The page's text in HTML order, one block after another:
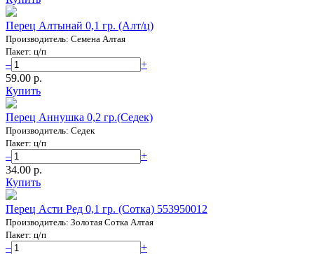
Перец Алтынай 0,1 гр. (Алт/ц)
Производитель: Семена Алтая
Пакет: ц/п
–
+
59.00 p.
Купить
Перец Аннушка 0,2 гр.(Седек)
Производитель: Седек
Пакет: ц/п
–
+
34.00 p.
Купить
Перец Асти Ред 0,1 гр. (Сотка) 553950012
Производитель: Золотая Сотка Алтая
Пакет: ц/п
–
+